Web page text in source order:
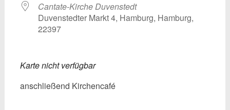
Cantate-Kirche Duvenstedt
Duvenstedter Markt 4, Hamburg, Hamburg,
22397
Karte nicht verfügbar
anschließend Kirchencafé